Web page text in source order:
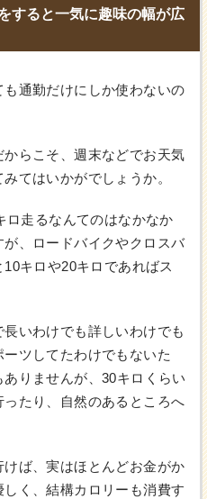
すると一気に趣味の幅が広
通勤だけにしか使わないの
らこそ、週末などでお天気
てはいかがでしょうか。
ロ走るなんてのはなかなか
、ロードバイクやクロスバ
キロや20キロであればス
いわけでも詳しいわけでも
ツしてたわけでもないた
りませんが、30キロくらい
たり、自然のあるところへ
ば、実はほとんどお金がか
く、結構カロリーも消費す